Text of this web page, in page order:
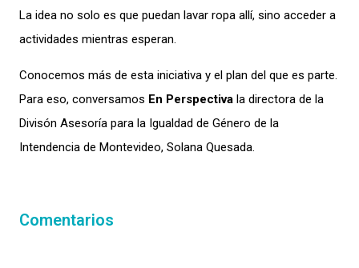
La idea no solo es que puedan lavar ropa allí, sino acceder a
actividades mientras esperan.
Conocemos más de esta iniciativa y el plan del que es parte.
Para eso, conversamos En Perspectiva la directora de la
Divisón Asesoría para la Igualdad de Género de la
Intendencia de Montevideo, Solana Quesada.
Comentarios